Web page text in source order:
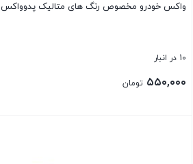
واکس خودرو مخصوص رنگ های متالیک پدوواکس P2Wax
10 در انبار
۵۵۰,۰۰۰ تومان